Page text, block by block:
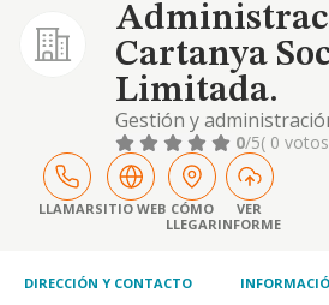
Cartanya
Limitada.
Gestión y
inmobiliaria.
promoción de
propiedad inmobiliaria.
administrativos en
agencia de seguros
0/5( 0
LLAMARSITIO WEB CÓMO
LLEGAR
VER
INFORME
DIRECCIÓN Y CONTACTO